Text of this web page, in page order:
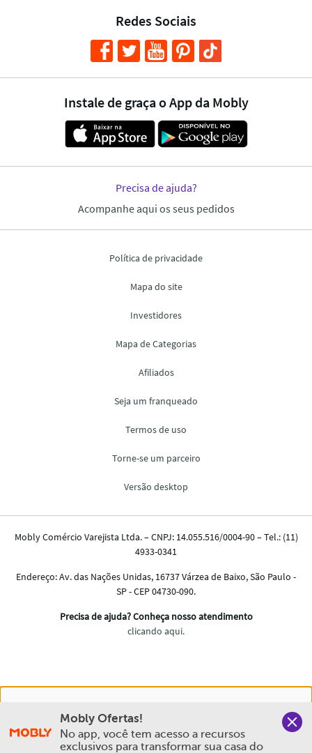
experiência na Mobly. Quando você navega no nosso site,
aceita esta condição
Mobly Ofertas!
No app, você tem acesso a recursos
exclusivos para transformar sua casa do